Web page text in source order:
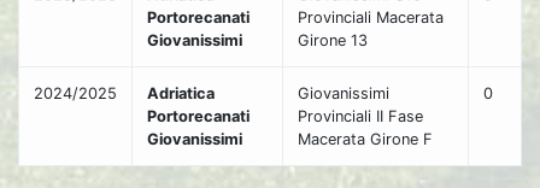
Portorecanati
Giovanissimi
Provinciali Macerata
Girone 13
2024/2025
Adriatica
Portorecanati
Giovanissimi
Giovanissimi
Provinciali II Fase
Macerata Girone F
0